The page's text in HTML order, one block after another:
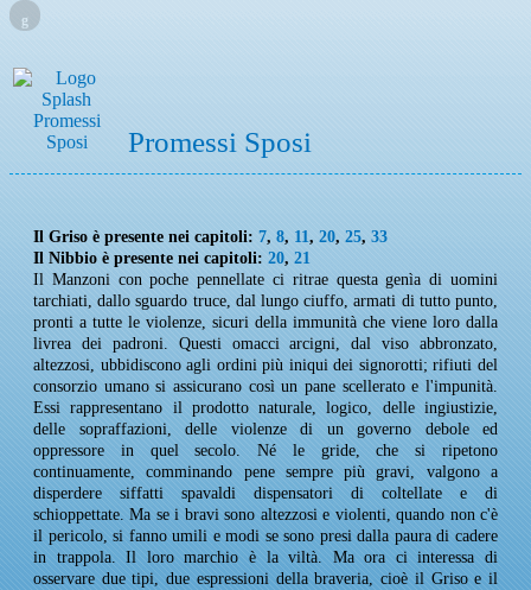
g
Promessi Sposi
Il Griso è presente nei capitoli: 7, 8, 11, 20, 25, 33
Il Nibbio è presente nei capitoli: 20, 21
Il Manzoni con poche pennellate ci ritrae questa genìa di uomini
tarchiati, dallo sguardo truce, dal lungo ciuffo, armati di tutto punto,
pronti a tutte le violenze, sicuri della immunità che viene loro dalla
livrea dei padroni. Questi omacci arcigni, dal viso abbronzato,
altezzosi, ubbidiscono agli ordini più iniqui dei signorotti; rifiuti del
consorzio umano si assicurano così un pane scellerato e l'impunità.
Essi rappresentano il prodotto naturale, logico, delle ingiustizie,
delle sopraffazioni, delle violenze di un governo debole ed
oppressore in quel secolo. Né le gride, che si ripetono
continuamente, comminando pene sempre più gravi, valgono a
disperdere siffatti spavaldi dispensatori di coltellate e di
schioppettate. Ma se i bravi sono altezzosi e violenti, quando non c'è
il pericolo, si fanno umili e modi se sono presi dalla paura di cadere
in trappola. Il loro marchio è la viltà. Ma ora ci interessa di
osservare due tipi, due espressioni della braveria, cioè il Griso e il